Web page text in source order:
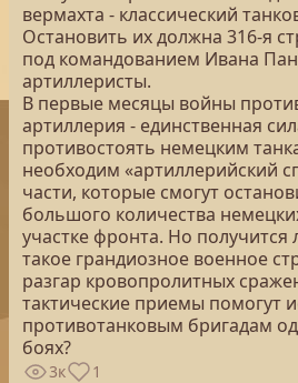
вермахта - классический
Остановить их должна 316-я
под командованием Ивана
артиллеристы.
В первые месяцы войны
артиллерия - единственная
противостоять немецким
необходим «артиллерийский
части, которые смогут
большого количества
участке фронта. Но получится
такое грандиозное военное
разгар кровопролитных
тактические приемы помогут
противотанковым бригадам
боях?
3к 1